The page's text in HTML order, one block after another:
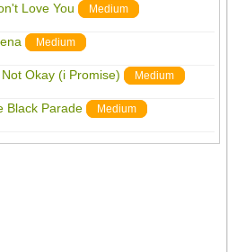
Love You Medium
Medium
Okay (i Promise) Medium
Black Parade Medium